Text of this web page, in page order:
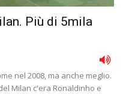
Più di 5mila
nel 2008, ma anche meglio.
Milan c'era Ronaldinho e